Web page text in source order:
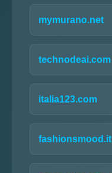
mymurano.net
technodeai.com
italia123.com
fashionsmood.it